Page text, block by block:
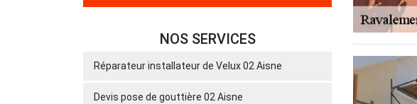
NOS SERVICES
Réparateur installateur de Velux 02 Aisne
Devis pose de gouttière 02 Aisne